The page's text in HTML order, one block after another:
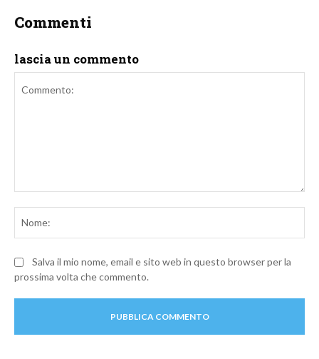
Commenti
lascia un commento
Salva il mio nome, email e sito web in questo browser per la
prossima volta che commento.